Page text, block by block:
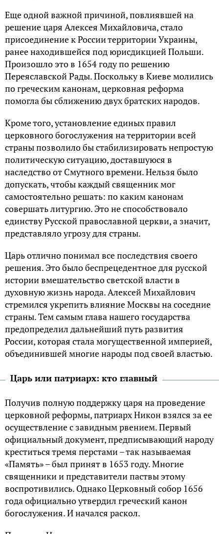
Еще одной важной причиной, повлиявшей на
решение царя Алексея Михайловича, стало
присоединение к России территории Украины,
ранее находившейся под юрисдикцией Польши.
Произошло это в 1654 году по решению
Переяславской Рады. Поскольку в Киеве молились
по греческим канонам, церковная реформа
помогла бы сближению двух братских народов.
Кроме того, установление единых правил
церковного богослужения на территории всей
страны позволило бы стабилизировать непростую
политическую ситуацию, доставшуюся в
наследство от Смутного времени. Нельзя было
допускать, чтобы каждый священник мог
самостоятельно решать: по каким канонам
совершать литургию. Это не способствовало
единству Русской православной церкви, а значит,
представляло угрозу для страны.
Царь отлично понимал все последствия своего
решения. Это было беспрецедентное для русской
истории вмешательство светской власти в
духовную жизнь народа. Алексей Михайлович
стремился укрепить влияние Москвы на соседние
страны. Тем самым глава нашего государства
предопределил дальнейший путь развития
России, которая стала могущественной империей,
объединившей многие народы под своей властью.
Царь или патриарх: кто главный
Получив полную поддержку царя на проведение
церковной реформы, патриарх Никон взялся за ее
осуществление с завидным рвением. Первый
официальный документ, предписывающий народу
креститься тремя перстами – так называемая
«Память» – был принят в 1653 году. Многие
священники и представители паствы этому
воспротивились. Однако Церковный собор 1656
года официально утвердил греческий канон
богослужения. И начался раскол.